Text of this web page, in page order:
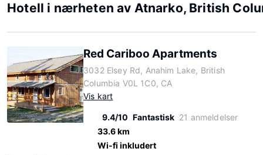
Hotell i nærheten av Atnarko, British
Red Cariboo Apartments
3032 Elsey Rd, Anahim Lake, British
Columbia V0L 1C0, CA
Vis kart
9.4/10 Fantastisk 21 anmeldelser
33.6 km
Wi-fi inkludert